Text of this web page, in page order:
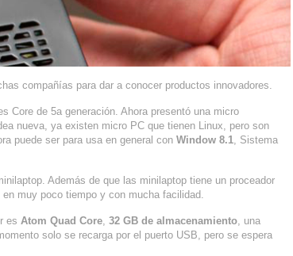
compañías para dar a conocer productos innovadores.
Core de 5a generación. Ahora presentó una micro
nueva, ya existen micro PC que tienen Linux, pero son
puede ser para usa en general con Window 8.1, Sistema
Además de que las minilaptop tiene un proceador
muy poco tiempo y con mucha facilidad.
es Atom Quad Core, 32 GB de almacenamiento, una
solo se recarga por el puerto USB, pero se espera